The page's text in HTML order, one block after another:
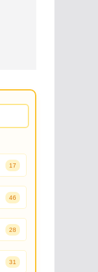
17
46
28
31